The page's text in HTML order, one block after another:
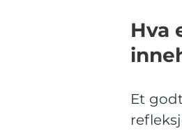
Hva
Et